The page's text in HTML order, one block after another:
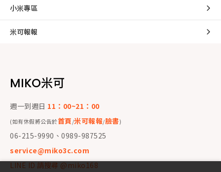
小米專區
米可報報
MIKO米可
週一到週日 11：00~21：00
(如有休假將公告於首頁/米可報報/臉書)
06-215-9990、0989-987525
service@miko3c.com
LINE ID 請搜尋 @miko168